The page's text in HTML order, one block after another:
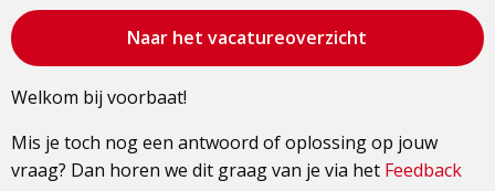
Bezoek
de
pagina
Naar het vacatureoverzicht
Welkom bij voorbaat!
Mis je toch nog een antwoord of oplossing op jouw
vraag? Dan horen we dit graag van je via het Feedback